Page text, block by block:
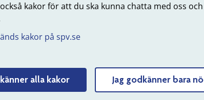
kakor för att du ska kunna chatta med oss
kakor på spv.se
alla kakor Jag godkänner bara
arbetsbrist?
2026-02-03